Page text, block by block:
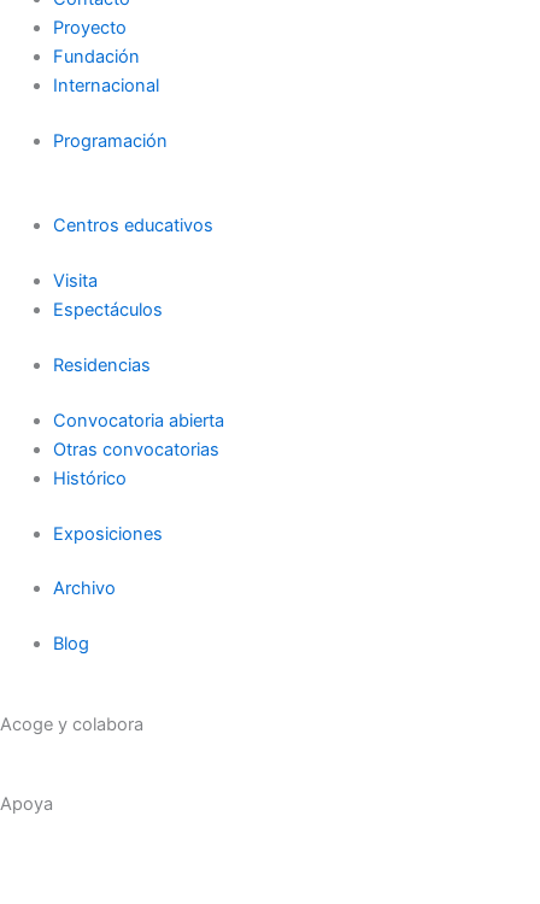
m-
f
Proyecto
Fundación
Internacional
Programación
Centros educativos
Visita
Espectáculos
Residencias
Convocatoria abierta
Otras convocatorias
Histórico
Exposiciones
Archivo
Blog
Acoge y colabora
Apoya